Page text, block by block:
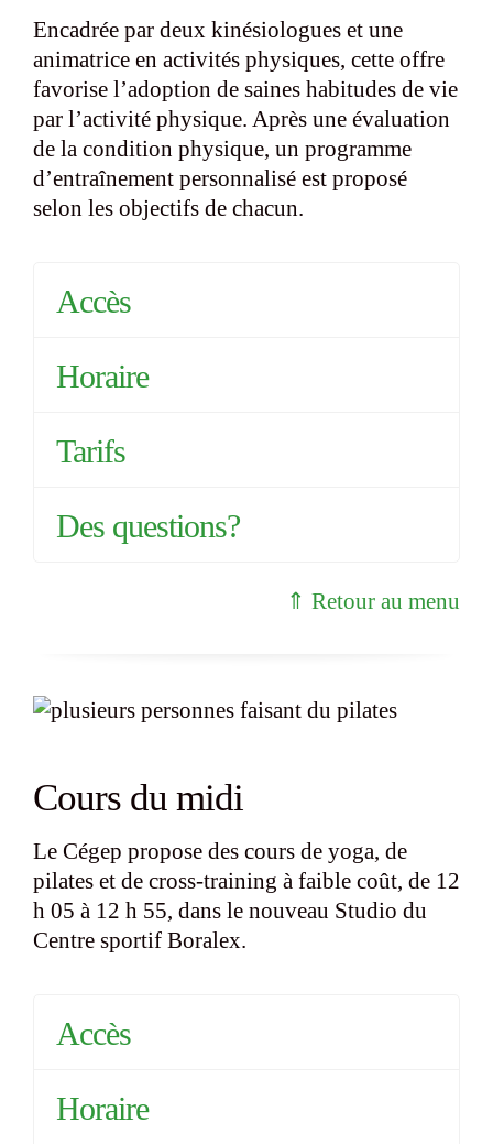
Encadrée par deux kinésiologues et une
animatrice en activités physiques, cette offre
favorise l’adoption de saines habitudes de vie
par l’activité physique. Après une évaluation
de la condition physique, un programme
d’entraînement personnalisé est proposé
selon les objectifs de chacun.
Accès
Horaire
Tarifs
Des questions?
⇑ Retour au menu
Cours du midi
Le Cégep propose des cours de yoga, de
pilates et de cross-training à faible coût, de 12
h 05 à 12 h 55, dans le nouveau Studio du
Centre sportif Boralex.
Accès
Horaire